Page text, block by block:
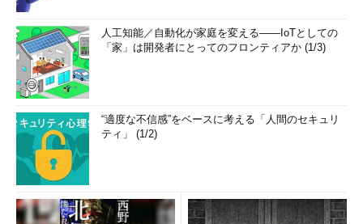
人工知能／自動化が家庭を変える――IoTとしての
「家」は開発者にとってのフロンティアか (1/3)
“適度な不信感”をベースに考える「人間のセキュリ
ティ」 (1/2)